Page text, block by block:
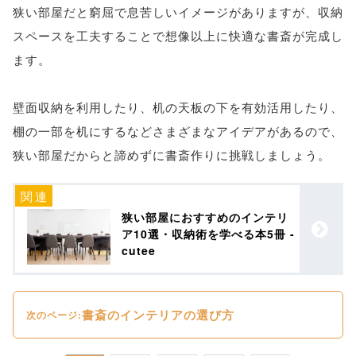
狭い部屋だと窮屈で息苦しいイメージがありますが、収納
スペースを工夫することで想像以上に快適な書斎が完成し
ます。
壁面収納を利用したり、机の天板の下を有効活用したり、
棚の一部を机にするなどさまざまなアイデアがあるので、
狭い部屋だからと諦めずに書斎作りに挑戦しましょう。
狭い部屋におすすめのインテリ
ア10選・収納術を学べる本5冊 -
cutee
次のページ:書斎のインテリアの選び方